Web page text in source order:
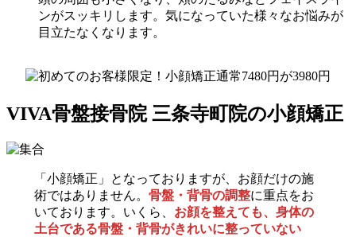
ンがスッキリします。気になっていた様々なお悩みが
目立たなくなります。
VIVA骨盤接骨院 三条寺町院の小顔矯正
「小顔矯正」となっておりますが、お顔だけの施
術ではありません。 骨盤・背骨の調整に重点をお
いております。いくら、 お顔を整えても、身体の
土台である骨盤・背骨がきれいに整っていない